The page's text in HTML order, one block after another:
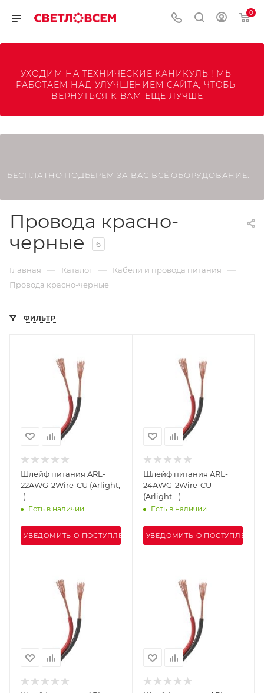
0
УХОДИМ НА ТЕХНИЧЕСКИЕ КАНИКУЛЫ! МЫ
РАБОТАЕМ НАД УЛУЧШЕНИЕМ САЙТА, ЧТОБЫ
ВЕРНУТЬСЯ К ВАМ ЕЩЕ ЛУЧШЕ.
БЕСПЛАТНО ПОДБЕРЕМ ЗА ВАС ВСЁ ОБОРУДОВАНИЕ.
Провода красно-
черные
6
Главная — Каталог — Кабели и провода питания —
Провода красно-черные
ФИЛЬТР
Шлейф питания ARL-
22AWG-2Wire-CU (Arlight,
-)
Есть в наличии
УВЕДОМИТЬ О ПОСТУПЛЕНИИ
Шлейф питания ARL-
24AWG-2Wire-CU
(Arlight, -)
Есть в наличии
УВЕДОМИТЬ О ПОСТУПЛЕНИИ